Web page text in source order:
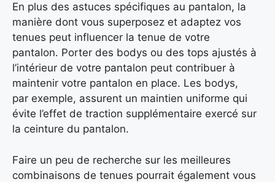
En plus des astuces spécifiques au pantalon, la
manière dont vous superposez et adaptez vos
tenues peut influencer la tenue de votre
pantalon. Porter des bodys ou des tops ajustés à
l’intérieur de votre pantalon peut contribuer à
maintenir votre pantalon en place. Les bodys,
par exemple, assurent un maintien uniforme qui
évite l’effet de traction supplémentaire exercé sur
la ceinture du pantalon.
Faire un peu de recherche sur les meilleures
combinaisons de tenues pourrait également vous